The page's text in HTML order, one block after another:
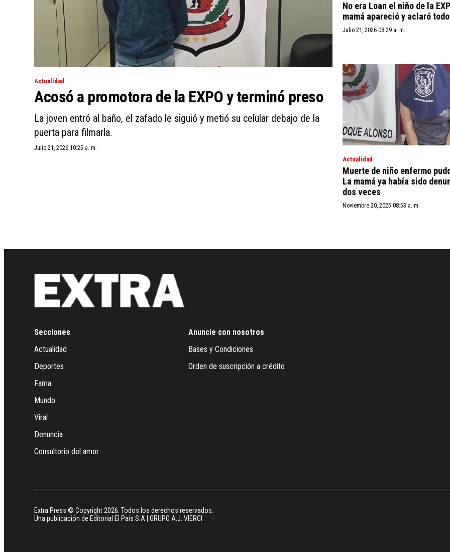
Actualidad
Acosó a promotora de la EXPO y terminó preso
La joven entró al baño, el zafado le siguió y metió su celular debajo de la
puerta para filmarla.
Julio 21, 2026 10:25 a. m.
No era Loan el niño de la
mamá apareció y aclaró todo
Julio 21, 2026 08:29 a. m.
Actualidad
Muerte de niño enfermo
La mamá ya había sido
dos veces
Noviembre 20, 2025 08:53 a. m.
Secciones
Actualidad
Deportes
Fama
Mundo
Viral
Denuncia
Consultorio del amor
Anuncie con nosotros
Bases y Condiciones
Orden de suscripción a crédito
Extra Press © Copyright 2026. Todos los derechos reservados.
Una publicación de Editorial El País S.A | GRUPO A.J. VIERCI